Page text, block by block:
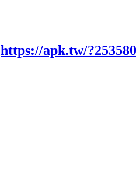
https://apk.tw/?253580